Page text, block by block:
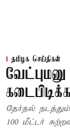
தமிழக செய்திகள்
தேர்தல்
100 மீட்டர்